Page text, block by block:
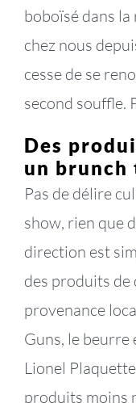
boboïsé dans
chez nous
cesse de se
second souffle.
Des
un brunch
Pas de délire
show, rien que
direction est
des produits de
provenance
Guns, le beurre
Lionel
produits moins